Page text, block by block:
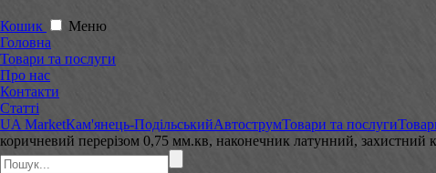
Кошик
Меню
Головна
Товари та послуги
Про нас
Контакти
Статті
UA MarketКам'янець-ПодільськийАвтострумТовари та послуги
коричневий перерізом 0,75 мм.кв, наконечник латунний,